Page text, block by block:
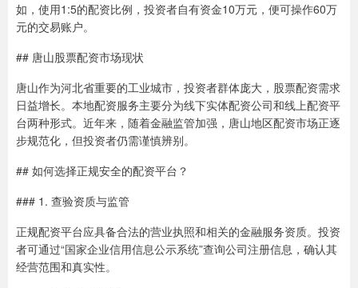
如，使用1:5的配资比例，投资者自有资金10万元，便可操作60万
元的交易账户。
## 唐山股票配资市场现状
唐山作为河北省重要的工业城市，投资者群体庞大，股票配资需求
日益增长。本地配资服务主要分为线下实体配资公司和线上配资平
台两种形式。近年来，随着金融监管加强，唐山地区配资市场正逐
步规范化，但投资者仍需谨慎辨别。
## 如何选择正规安全的配资平台？
### 1. 查验资质与监管
正规配资平台应具备合法的营业执照和相关的金融服务资质。投资
者可通过“国家企业信用信息公示系统”查询公司注册信息，确认其
经营范围和真实性。